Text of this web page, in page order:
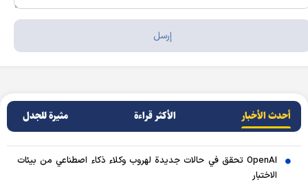
أحدث الأخبار الأکثر قراءة مثيرة للجدل
OpenAI تحقق في حالات جديدة لهروب وكلاء ذكاء اصطناعي من بيئات
الاختبار